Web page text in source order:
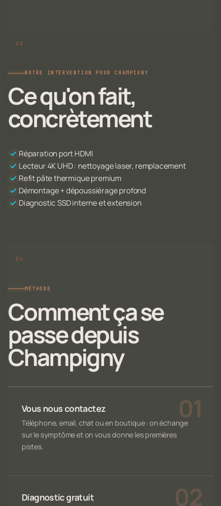
NOTRE INTERVENTION POUR CHAMPIGNY
Ce qu'on fait,
concrètement
Réparation port HDMI
Lecteur 4K UHD : nettoyage laser, remplacement
Refit pâte thermique premium
Démontage + dépoussiérage profond
Diagnostic SSD interne et extension
MÉTHODE
Comment ça se
passe depuis
Champigny
Vous nous contactez
Téléphone, email, chat ou en boutique : on échange
sur le symptôme et on vous donne les premières
pistes.
Diagnostic gratuit